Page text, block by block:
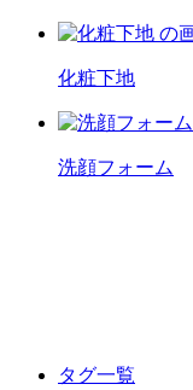
化粧下地
洗顔フォーム
タグ一覧